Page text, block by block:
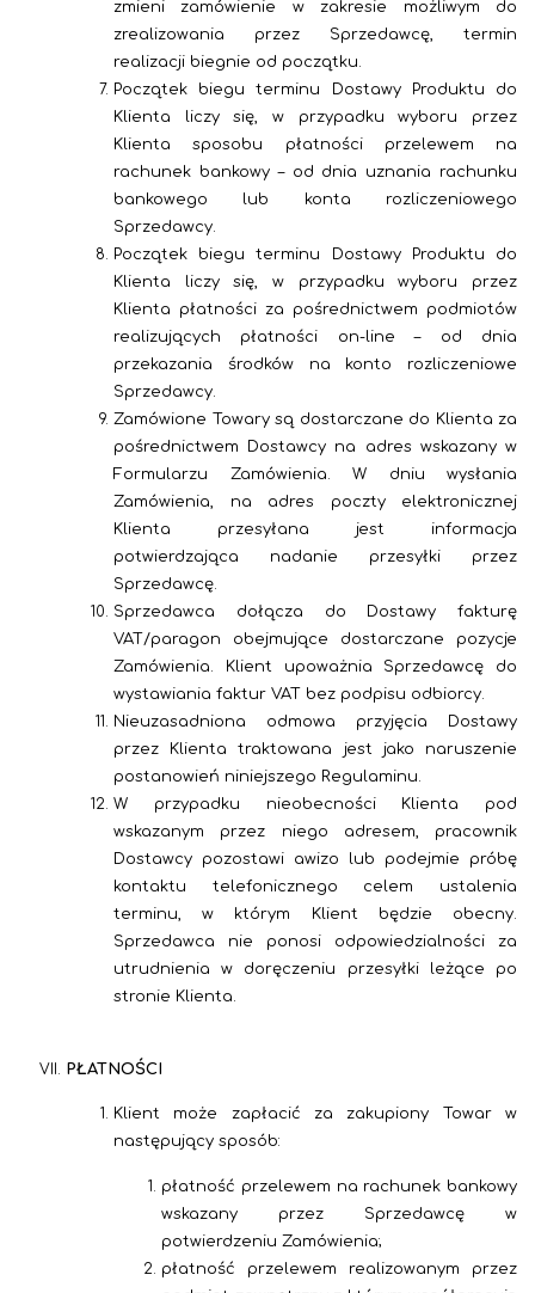
zmieni zamówienie w zakresie możliwym do
zrealizowania przez Sprzedawcę, termin
realizacji biegnie od początku.
Początek biegu terminu Dostawy Produktu do
Klienta liczy się, w przypadku wyboru przez
Klienta sposobu płatności przelewem na
rachunek bankowy – od dnia uznania rachunku
bankowego lub konta rozliczeniowego
Sprzedawcy.
Początek biegu terminu Dostawy Produktu do
Klienta liczy się, w przypadku wyboru przez
Klienta płatności za pośrednictwem podmiotów
realizujących płatności on-line – od dnia
przekazania środków na konto rozliczeniowe
Sprzedawcy.
Zamówione Towary są dostarczane do Klienta za
pośrednictwem Dostawcy na adres wskazany w
Formularzu Zamówienia. W dniu wysłania
Zamówienia, na adres poczty elektronicznej
Klienta przesyłana jest informacja
potwierdzająca nadanie przesyłki przez
Sprzedawcę.
Sprzedawca dołącza do Dostawy fakturę
VAT/paragon obejmujące dostarczane pozycje
Zamówienia. Klient upoważnia Sprzedawcę do
wystawiania faktur VAT bez podpisu odbiorcy.
Nieuzasadniona odmowa przyjęcia Dostawy
przez Klienta traktowana jest jako naruszenie
postanowień niniejszego Regulaminu.
W przypadku nieobecności Klienta pod
wskazanym przez niego adresem, pracownik
Dostawcy pozostawi awizo lub podejmie próbę
kontaktu telefonicznego celem ustalenia
terminu, w którym Klient będzie obecny.
Sprzedawca nie ponosi odpowiedzialności za
utrudnienia w doręczeniu przesyłki leżące po
stronie Klienta.
PŁATNOŚCI
Klient może zapłacić za zakupiony Towar w
następujący sposób:
płatność przelewem na rachunek bankowy
wskazany przez Sprzedawcę w
potwierdzeniu Zamówienia;
płatność przelewem realizowanym przez